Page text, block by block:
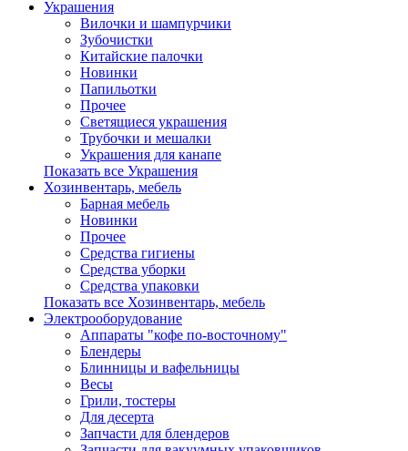
Украшения
Вилочки и шампурчики
Зубочистки
Китайские палочки
Новинки
Папильотки
Прочее
Светящиеся украшения
Трубочки и мешалки
Украшения для канапе
Показать все Украшения
Хозинвентарь, мебель
Барная мебель
Новинки
Прочее
Средства гигиены
Средства уборки
Средства упаковки
Показать все Хозинвентарь, мебель
Электрооборудование
Аппараты "кофе по-восточному"
Блендеры
Блинницы и вафельницы
Весы
Грили, тостеры
Для десерта
Запчасти для блендеров